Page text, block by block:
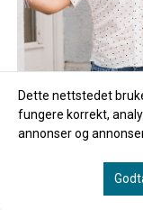
Frannie Dot Shirt
Dette nettstedet
fungere korrekt,
annonser og